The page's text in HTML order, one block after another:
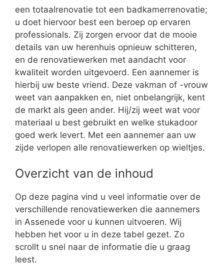
een totaalrenovatie tot een badkamerrenovatie;
u doet hiervoor best een beroep op ervaren
professionals. Zij zorgen ervoor dat de mooie
details van uw herenhuis opnieuw schitteren,
en de renovatiewerken met aandacht voor
kwaliteit worden uitgevoerd. Een aannemer is
hierbij uw beste vriend. Deze vakman of -vrouw
weet van aanpakken en, niet onbelangrijk, kent
de markt als geen ander. Hij/zij weet wat voor
materiaal u best gebruikt en welke stukadoor
goed werk levert. Met een aannemer aan uw
zijde verlopen alle renovatiewerken op wieltjes.
Overzicht van de inhoud
Op deze pagina vind u veel informatie over de
verschillende renovatiewerken die aannemers
in Assenede voor u kunnen uitvoeren. Wij
hebben het voor u in deze tabel gezet. Zo
scrollt u snel naar de informatie die u graag
leest.